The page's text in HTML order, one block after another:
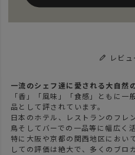
レビ
一流のシェフ達に愛される大自然
「香」「風味」「食感」ともに
品として評されています。
日本のホテル、レストランのフレ
鳥そしてバーでの一品等に幅広く
特に大阪や京都の関西地区におい
しての評価は絶大で、多くのブロ